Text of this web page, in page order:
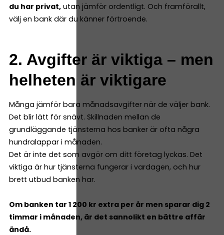
du har privat, utan jämför ordentligt. Och framförallt,
välj en bank där du känner förtroende.
2. Avgifter är viktiga – men
helheten är viktigare
Många jämför bara månadsavgifter när de väljer bank.
Det blir lätt för snävt. Skillnaden mellan de
grundläggande tjänsterna hos banker är ofta några
hundralappar i månaden.
Det är inte det som avgör om ditt företag lyckas. Det
viktiga är hur tjänsterna fungerar i vardagen, och hur
brett utbud banken har.
Om banken tar 1 200 kr extra per år men sparar dig 2
timmar i månaden, är det sannolikt en bättre affär
ändå.